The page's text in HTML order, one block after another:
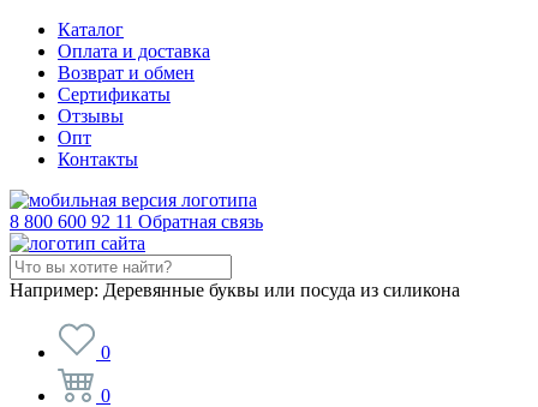
Каталог
Оплата и доставка
Возврат и обмен
Сертификаты
Отзывы
Опт
Контакты
8 800 600 92 11 Обратная связь
Например: Деревянные буквы или посуда из силикона
0
0